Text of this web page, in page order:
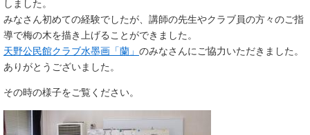
しました。
みなさん初めての経験でしたが、講師の先生やクラブ員の方々のご指
導で梅の木を描き上げることができました。
天野公民館クラブ水墨画「蘭」 のみなさんにご協力いただきました。
ありがとうございました。
その時の様子をご覧ください。